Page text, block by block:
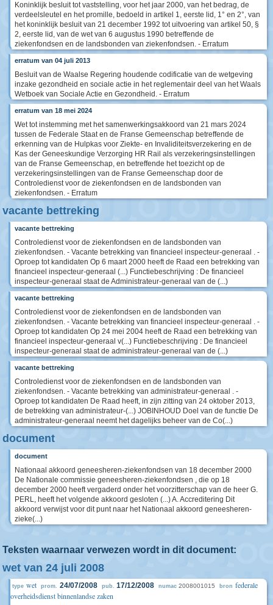
Koninklijk besluit tot vaststelling, voor het jaar 2000, van het bedrag, de
verdeelsleutel en het promille, bedoeld in artikel 1, eerste lid, 1° en 2°, van
het koninklijk besluit van 21 december 1992 tot uitvoering van artikel 50, §
2, eerste lid, van de wet van 6 augustus 1990 betreffende de
ziekenfondsen en de landsbonden van ziekenfondsen. - Erratum
erratum van 04 juli 2013
Besluit van de Waalse Regering houdende codificatie van de wetgeving
inzake gezondheid en sociale actie in het reglementair deel van het Waals
Wetboek van Sociale Actie en Gezondheid. - Erratum
erratum van 18 mei 2024
Wet tot instemming met het samenwerkingsakkoord van 21 mars 2024
tussen de Federale Staat en de Franse Gemeenschap betreffende de
erkenning van de Hulpkas voor Ziekte- en Invaliditeitsverzekering en de
Kas der Geneeskundige Verzorging HR Rail als verzekeringsinstellingen
van de Franse Gemeenschap, en betreffende het toezicht op de
verzekeringsinstellingen van de Franse Gemeenschap door de
Controledienst voor de ziekenfondsen en de landsbonden van
ziekenfondsen. - Erratum
vacante bettreking
vacante bettreking
Controledienst voor de ziekenfondsen en de landsbonden van
ziekenfondsen. - Vacante betrekking van financieel inspecteur-generaal . -
Oproep tot kandidaten Op 6 maart 2000 heeft de Raad een betrekking van
financieel inspecteur-generaal (...) Functiebeschrijving : De financieel
inspecteur-generaal staat de Administrateur-generaal van de (...)
vacante bettreking
Controledienst voor de ziekenfondsen en de landsbonden van
ziekenfondsen. - Vacante betrekking van financieel inspecteur-generaal . -
Oproep tot kandidaten Op 24 mei 2004 heeft de Raad een betrekking van
financieel inspecteur-generaal v(...) Functiebeschrijving : De financieel
inspecteur-generaal staat de administrateur-generaal van de (...)
vacante bettreking
Controledienst voor de ziekenfondsen en de landsbonden van
ziekenfondsen. - Vacante betrekking van administrateur-generaal . -
Oproep tot kandidaten De Raad heeft, in zijn zitting van 24 oktober 2013,
de betrekking van administrateur-(...) JOBINHOUD Doel van de functie De
administrateur-generaal neemt het dagelijks beheer van de Co(...)
document
document
Nationaal akkoord geneesheren-ziekenfondsen van 18 december 2000
De Nationale commissie geneesheren-ziekenfondsen , die op 18
december 2000 heeft vergaderd onder het voorzitterschap van de heer G.
PERL, heeft het volgende akkoord gesloten (...) A. Accreditering Dit
akkoord verwijst voor dit punt naar het Nationaal akkoord geneesheren-
zieke(...)
Teksten waarnaar verwezen wordt in dit document:
wet van 24 juli 2008
type wet prom. 24/07/2008 pub. 17/12/2008 numac 2008001015 bron federale
overheidsdienst binnenlandse zaken